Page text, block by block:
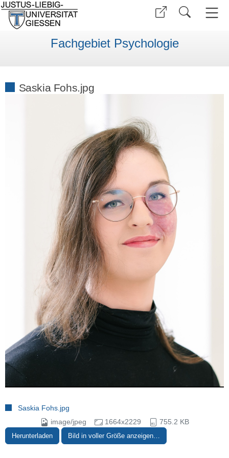
Fachgebiet Psychologie
Saskia Fohs.jpg
Saskia Fohs.jpg
image/jpeg
1664x2229 755.2 KB
Herunterladen Bild in voller Größe anzeigen…